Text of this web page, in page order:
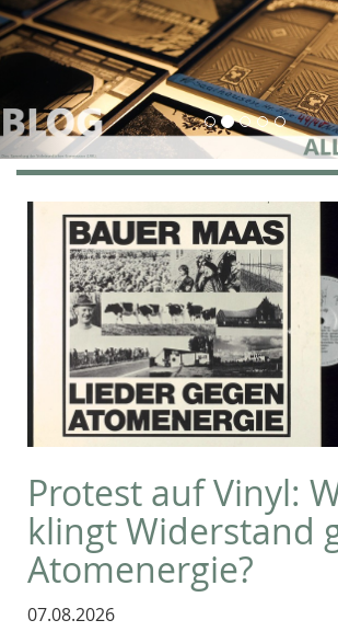
Vorherige
Protest auf Vinyl:
klingt Widerstand
Atomenergie?
07.08.2026